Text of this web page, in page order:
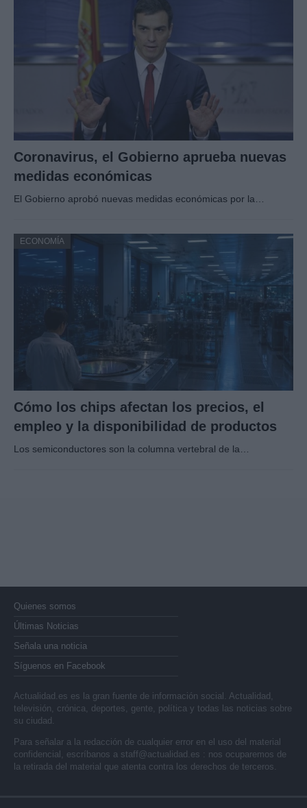
Coronavirus, el Gobierno aprueba nuevas
medidas económicas
El Gobierno aprobó nuevas medidas económicas por la…
ECONOMÍA
Cómo los chips afectan los precios, el
empleo y la disponibilidad de productos
Los semiconductores son la columna vertebral de la…
Quienes somos
Últimas Noticias
Señala una noticia
Síguenos en Facebook
Actualidad.es es la gran fuente de información social. Actualidad,
televisión, crónica, deportes, gente, política y todas las noticias sobre
su ciudad.
Para señalar a la redacción de cualquier error en el uso del material
confidencial, escríbanos a staff@actualidad.es : nos ocuparemos de
la retirada del material que atenta contra los derechos de terceros.